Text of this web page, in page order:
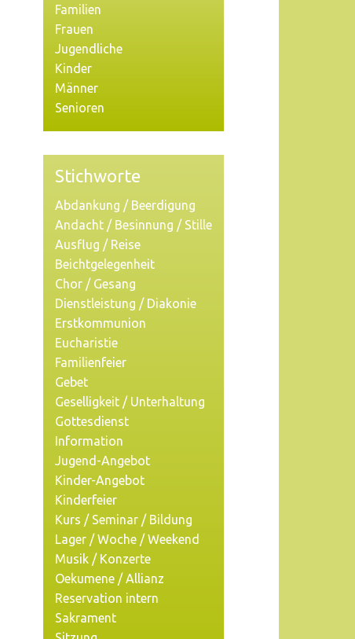
Familien
Frauen
Jugendliche
Kinder
Männer
Senioren
Stichworte
Abdankung / Beerdigung
Andacht / Besinnung / Stille
Ausflug / Reise
Beichtgelegenheit
Chor / Gesang
Dienstleistung / Diakonie
Erstkommunion
Eucharistie
Familienfeier
Gebet
Geselligkeit / Unterhaltung
Gottesdienst
Information
Jugend-Angebot
Kinder-Angebot
Kinderfeier
Kurs / Seminar / Bildung
Lager / Woche / Weekend
Musik / Konzerte
Oekumene / Allianz
Reservation intern
Sakrament